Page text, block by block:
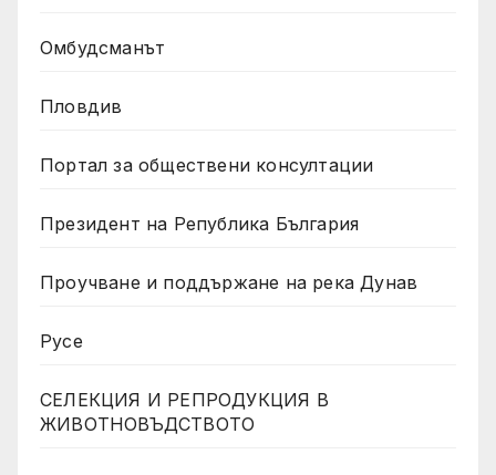
Омбудсманът
Пловдив
Портал за обществени консултации
Президент на Република България
Проучване и поддържане на река Дунав
Русе
СЕЛЕКЦИЯ И РЕПРОДУКЦИЯ В
ЖИВОТНОВЪДСТВОТО